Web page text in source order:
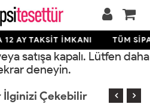
AY TAKSİT İMKANI TÜM
satışa kapalı. Lütfen daha
deneyin.
İlginizi Çekebilir